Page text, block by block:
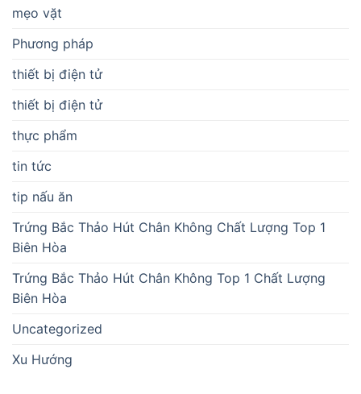
mẹo vặt
Phương pháp
thiết bị điện tử
thiết bị điện tử
thực phẩm
tin tức
tip nấu ăn
Trứng Bắc Thảo Hút Chân Không Chất Lượng Top 1
Biên Hòa
Trứng Bắc Thảo Hút Chân Không Top 1 Chất Lượng
Biên Hòa
Uncategorized
Xu Hướng